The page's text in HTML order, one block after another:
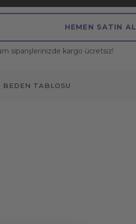
HEMEN SATIN AL
siparişlerinizde kargo ücretsiz!
BEDEN TABLOSU